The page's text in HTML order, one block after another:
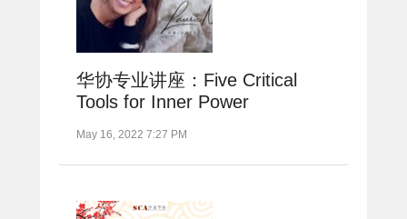
华协专业讲座：Five Critical
Tools for Inner Power
May 16, 2022 7:27 PM